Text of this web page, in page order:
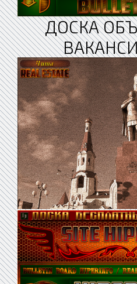
ДОСКА